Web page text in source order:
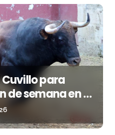
Cuvillo para
de semana en El